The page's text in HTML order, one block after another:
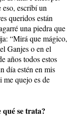
escribí un
queridos están
una piedra que
“Mirá que mágico,
Ganjes o en el
años todos estos
día estén en mis
me quejo es de
se trata?